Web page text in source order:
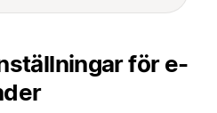
för e-